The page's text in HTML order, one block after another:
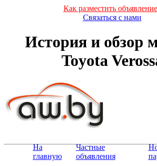
Как разместить
Связаться с нами
История и обзор
Toyota
На
главную
Частные
объявления